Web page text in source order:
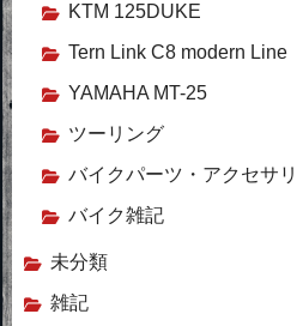
KTM 125DUKE
Tern Link C8 modern Line
YAMAHA MT-25
ツーリング
バイクパーツ・アクセサリ
バイク雑記
未分類
雑記